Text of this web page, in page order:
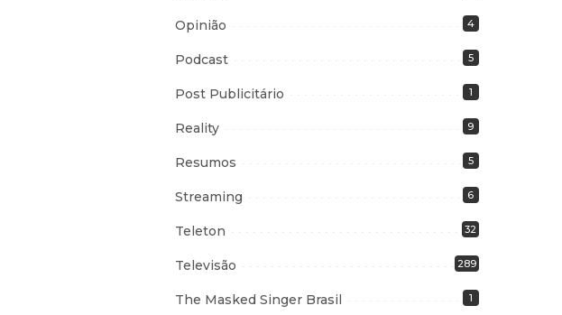
Opinião 4
Podcast 5
Post Publicitário 1
Reality 9
Resumos 5
Streaming 6
Teleton 32
Televisão 289
The Masked Singer Brasil 1